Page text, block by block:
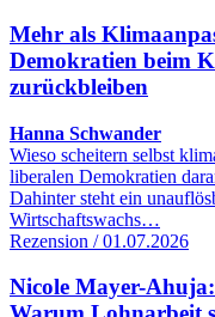
Mehr als
Demokratien beim
zurückbleiben
Hanna Schwander
Wieso scheitern selbst
liberalen Demokratien
Dahinter steht ein
Wirtschaftswachs…
Rezension / 01.07.2026
Nicole Mayer-